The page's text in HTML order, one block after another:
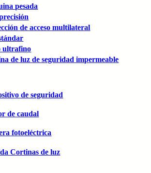
pesada
de acceso multilateral
ultrafino
de luz de seguridad impermeable
de seguridad
de caudal
fotoeléctrica
Cortinas de luz